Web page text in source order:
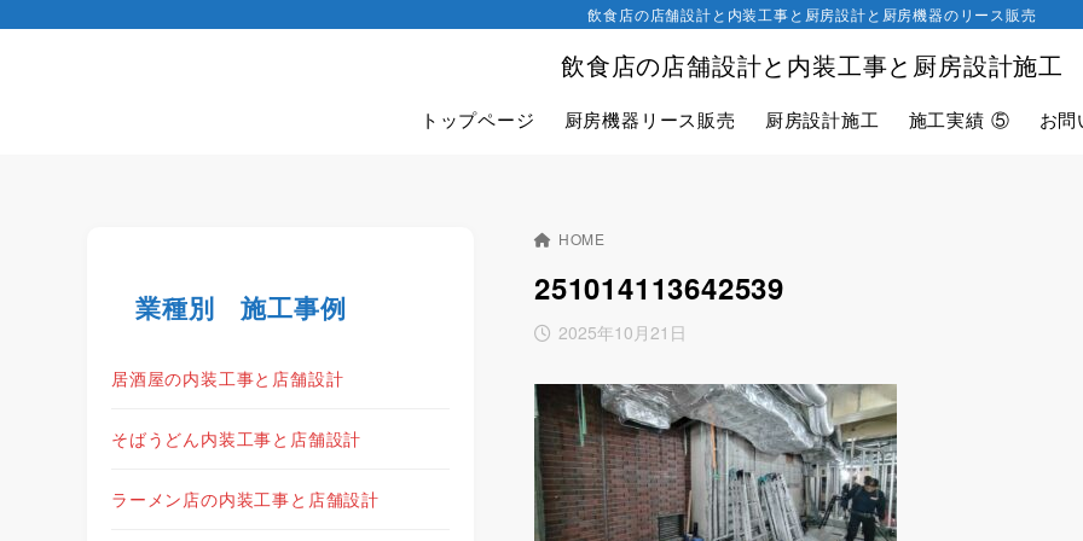
飲食店の店舗設計と内装工事と厨房設計施工
飲食店の店舗設計と内装工事と厨房設計と厨房機器のリース販売
トップページ 厨房機器リース販売 厨房設計施工 施工実績 ⑤ お
HOME
251014113642539
2025年10月21日
業種別 施工事例
居酒屋の内装工事と店舗設計
そばうどん内装工事と店舗設計
ラーメン店の内装工事と店舗設計